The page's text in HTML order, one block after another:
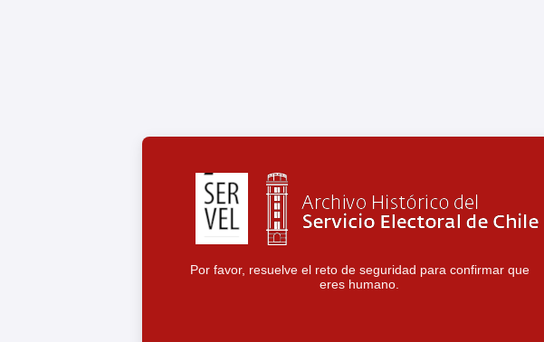
Por favor, resuelve el reto de seguridad para confirmar que
eres humano.